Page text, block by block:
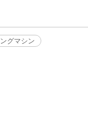
グマシン